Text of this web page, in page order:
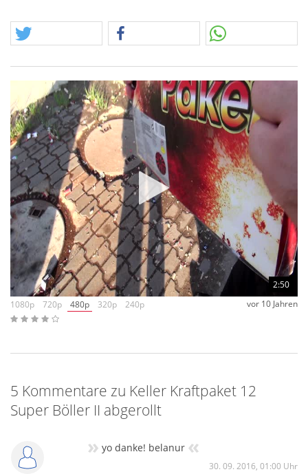
2:50
1080p
720p 480p 320p 240p vor 10 Jahren
5 Kommentare zu Keller Kraftpaket 12
Super Böller II abgerollt
» yo danke! belanur «
30. 09. 2016, 01:00 Uhr